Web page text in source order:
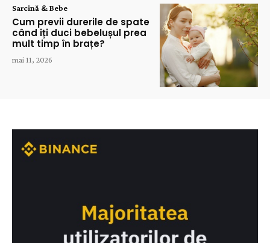
Sarcină & Bebe
Cum previi durerile de spate
când îți duci bebelușul prea
mult timp în brațe?
mai 11, 2026